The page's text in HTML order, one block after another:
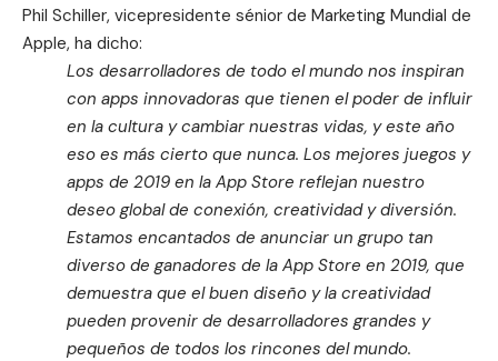
Phil Schiller, vicepresidente sénior de Marketing Mundial de
Apple, ha dicho:
Los desarrolladores de todo el mundo nos inspiran
con apps innovadoras que tienen el poder de influir
en la cultura y cambiar nuestras vidas, y este año
eso es más cierto que nunca. Los mejores juegos y
apps de 2019 en la App Store reflejan nuestro
deseo global de conexión, creatividad y diversión.
Estamos encantados de anunciar un grupo tan
diverso de ganadores de la App Store en 2019, que
demuestra que el buen diseño y la creatividad
pueden provenir de desarrolladores grandes y
pequeños de todos los rincones del mundo.